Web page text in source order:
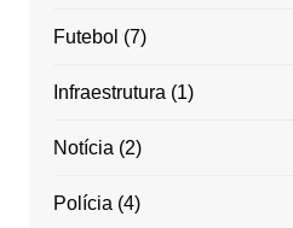
Futebol (7)
Infraestrutura (1)
Notícia (2)
Polícia (4)